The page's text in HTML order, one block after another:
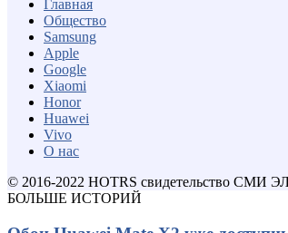
Главная
Общество
Samsung
Apple
Google
Xiaomi
Honor
Huawei
Vivo
О нас
© 2016-2022 HOTRS свидетельство СМИ
БОЛЬШЕ ИСТОРИЙ